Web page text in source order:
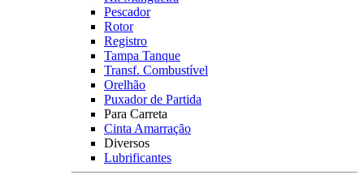
Pescador
Rotor
Registro
Tampa Tanque
Transf. Combustível
Orelhão
Puxador de Partida
Para Carreta
Cinta Amarração
Diversos
Lubrificantes